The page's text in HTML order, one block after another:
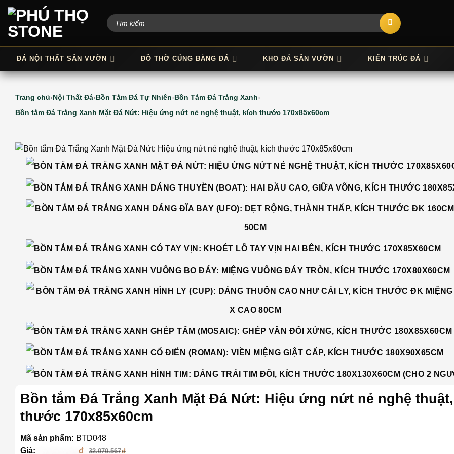
Bỏ
nội
ĐÁ NỘI THẤT SÂN VƯỜN ĐỒ THỜ CÚNG BẰNG ĐÁ KHO ĐÁ SÂN VƯỜN KIẾN TRÚC ĐÁ
Trang chủ Nội Thất Đá Bồn Tắm Đá Tự Nhiên Bồn Tắm Đá Trắng Xanh
Bồn tắm Đá Trắng Xanh Mặt Đá Nứt: Hiệu ứng nứt nẻ nghệ thuật, kích thước 170x85x60cm
Bồn tắm Đá Trắng Xanh Mặt Đá Nứt: Hiệu ứng nứt nẻ nghệ
thước 170x85x60cm
Mã sản phẩm: BTD048
Giá:
32.070.567